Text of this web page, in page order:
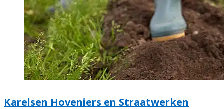
Karelsen Hoveniers en Straatwerken